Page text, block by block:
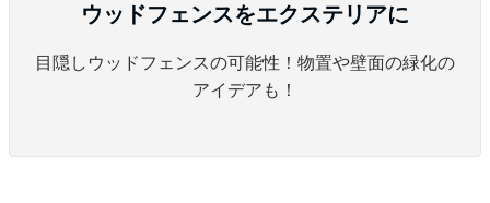
ウッドフェンスをエクステリアに
目隠しウッドフェンスの可能性！物置や壁面の緑化の
アイデアも！